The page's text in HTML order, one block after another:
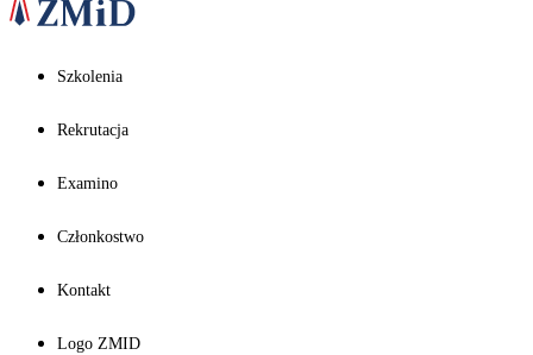
Szkolenia
Rekrutacja
Examino
Członkostwo
Kontakt
Logo ZMID